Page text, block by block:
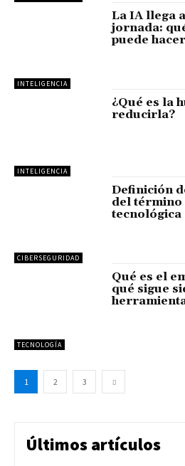
INTELIGENCIA
La IA llega
jornada:
puede
INTELIGENCIA
¿Qué es la
reducirla?
CIBERSEGURIDAD
Definición
del término
tecnológica
TECNOLOGÍA
Qué es el
qué sigue
1 2 3
Últimos artículos